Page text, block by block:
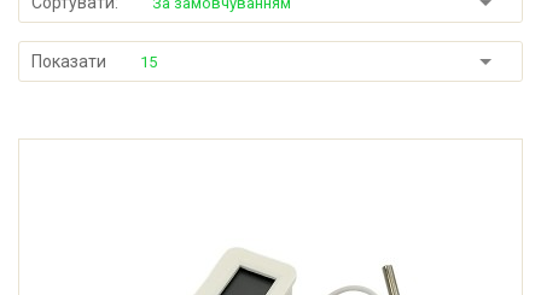
Показати 15